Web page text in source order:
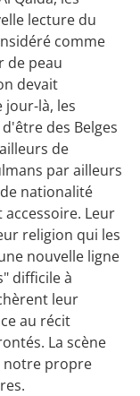
lecture du
comme
de peau
devait
jour-là, les
des Belges
de
par ailleurs
nationalité
Leur
religion qui les
nouvelle ligne
difficile à
leur
au récit
La scène
notre propre